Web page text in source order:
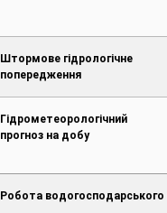
Штормове гідрологічне
попередження
Гідрометеорологічний
прогноз на добу
Робота